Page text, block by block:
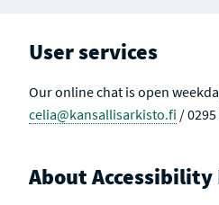
User services
Our online chat is open
celia@kansallisarkisto.fi /
About